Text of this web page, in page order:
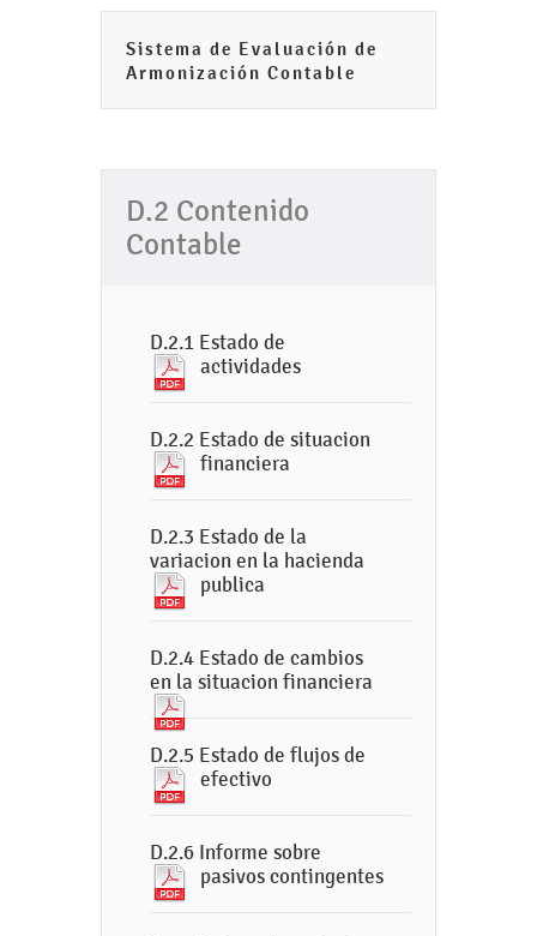
Sistema de Evaluación de
Armonización Contable
D.2 Contenido
Contable
D.2.1 Estado de
actividades
D.2.2 Estado de situacion
financiera
D.2.3 Estado de la
variacion en la hacienda
publica
D.2.4 Estado de cambios
en la situacion financiera
D.2.5 Estado de flujos de
efectivo
D.2.6 Informe sobre
pasivos contingentes